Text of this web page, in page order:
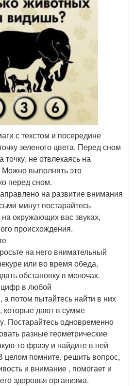
с текстом и посередине
зеленого цвета. Перед сном
точку, не отвлекаясь на
выполнять это
перед сном.
на развитие внимания
минут постарайтесь
окружающих вас звуках,
происхождения.
на него внимательный
или во время обеда,
обстановку в мелочах.
в любой
а потом пытайтесь найти в них
которые дают в сумме
Постарайтесь одновременно
разные геометрические
то фразу и найдите в ней
целом помните, решить вопрос,
и внимание , помогает и
здоровья организма.